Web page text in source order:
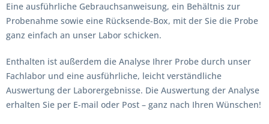
Eine ausführliche Gebrauchsanweisung, ein Behältnis zur
Probenahme sowie eine Rücksende-Box, mit der Sie die Probe
ganz einfach an unser Labor schicken.
Enthalten ist außerdem die Analyse Ihrer Probe durch unser
Fachlabor und eine ausführliche, leicht verständliche
Auswertung der Laborergebnisse. Die Auswertung der Analyse
erhalten Sie per E-mail oder Post – ganz nach Ihren Wünschen!